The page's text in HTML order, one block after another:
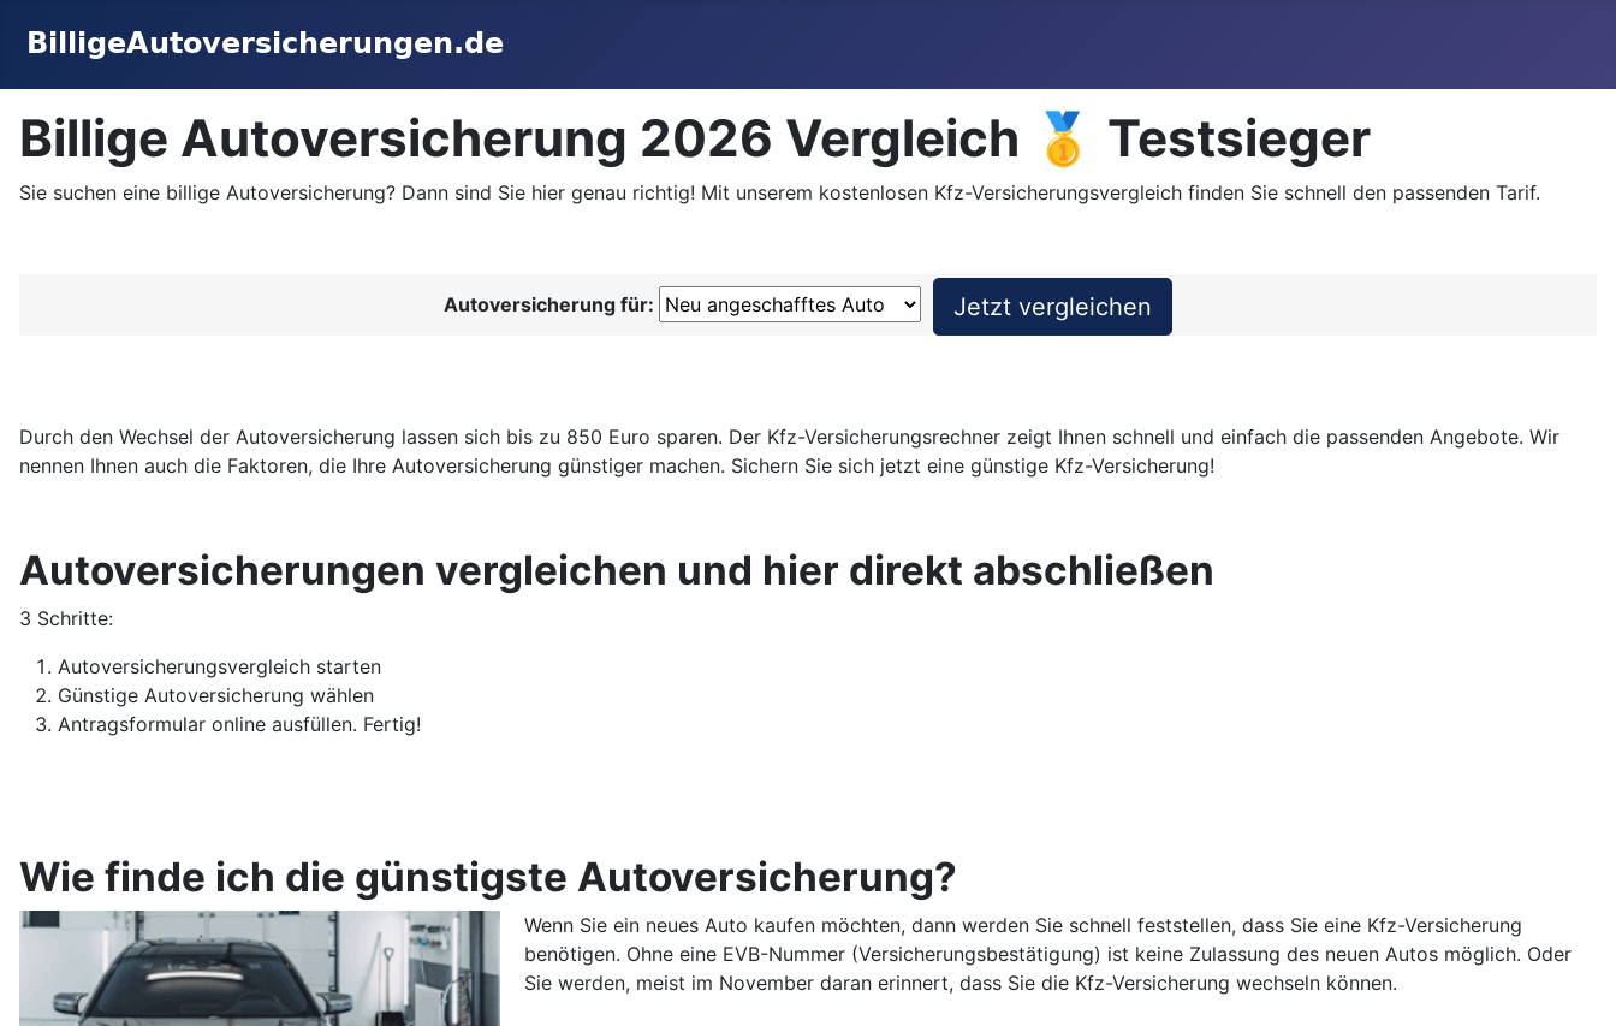
Billige Autoversicherung 2026 Vergleich 🥇 Testsieger
Sie suchen eine billige Autoversicherung? Dann sind Sie hier genau richtig! Mit unserem kostenlosen Kfz-Versicherungsvergleich finden Sie schnell den passenden Tarif.
Autoversicherung für:
Durch den Wechsel der Autoversicherung lassen sich bis zu 850 Euro sparen. Der Kfz-Versicherungsrechner zeigt Ihnen schnell und einfach die passenden Angebote. Wir
nennen Ihnen auch die Faktoren, die Ihre Autoversicherung günstiger machen. Sichern Sie sich jetzt eine günstige Kfz-Versicherung!
Autoversicherungen vergleichen und hier direkt abschließen
3 Schritte:
Autoversicherungsvergleich starten
Günstige Autoversicherung wählen
Antragsformular online ausfüllen. Fertig!
Wie finde ich die günstigste Autoversicherung?
Wenn Sie ein neues Auto kaufen möchten, dann werden Sie schnell feststellen, dass Sie eine Kfz-Versicherung
benötigen. Ohne eine EVB-Nummer (Versicherungsbestätigung) ist keine Zulassung des neuen Autos möglich. Oder
Sie werden, meist im November daran erinnert, dass Sie die Kfz-Versicherung wechseln können.